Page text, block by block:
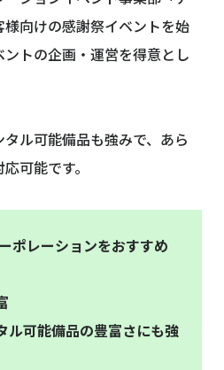
向けの感謝祭イベントを始
トの企画・運営を得意とし
ル可能備品も強みで、あら
可能です。
ポレーションをおすすめ
ル可能備品の豊富さにも強